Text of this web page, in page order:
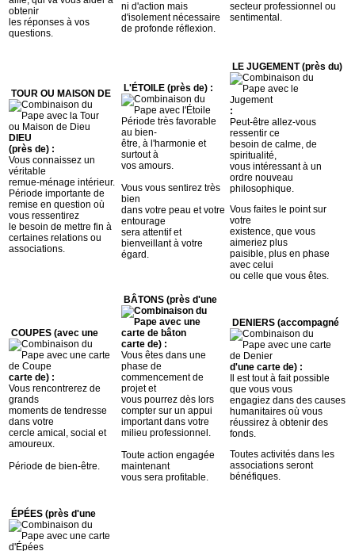
obtenir
les réponses à vos
questions.
ni d'action mais
d'isolement nécessaire
de profonde réflexion.
secteur professionnel ou
sentimental.
TOUR OU MAISON DE
DIEU
(près de) :
Vous connaissez un
véritable
remue-ménage intérieur.
Période importante de
remise en question où
vous ressentirez
le besoin de mettre fin à
certaines relations ou
associations.
L'ÉTOILE (près de) :
Période très favorable
au bien-
être, à l'harmonie et
surtout à
vos amours.
Vous vous sentirez très
bien
dans votre peau et votre
entourage
sera attentif et
bienveillant à votre
égard.
LE JUGEMENT (près du)
:
Peut-être allez-vous
ressentir ce
besoin de calme, de
spiritualité,
vous intéressant à un
ordre nouveau
philosophique.
Vous faites le point sur
votre
existence, que vous
aimeriez plus
paisible, plus en phase
avec celui
ou celle que vous êtes.
COUPES (avec une
carte de) :
Vous rencontrerez de
grands
moments de tendresse
dans votre
cercle amical, social et
amoureux.
Période de bien-être.
BÂTONS (près d'une
carte de) :
Vous êtes dans une
phase de
commencement de
projet et
vous pourrez dès lors
compter sur un appui
important dans votre
milieu professionnel.
Toute action engagée
maintenant
vous sera profitable.
DENIERS (accompagné
d'une carte de) :
Il est tout à fait possible
que vous vous
engagiez dans des causes
humanitaires où vous
réussirez à obtenir des
fonds.
Toutes activités dans les
associations seront
bénéfiques.
ÉPÉES (près d'une